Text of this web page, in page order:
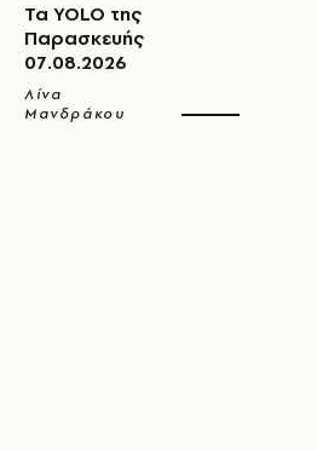
Τα YOLO της
Παρασκευής
07.08.2026
Λίνα
Μανδράκου